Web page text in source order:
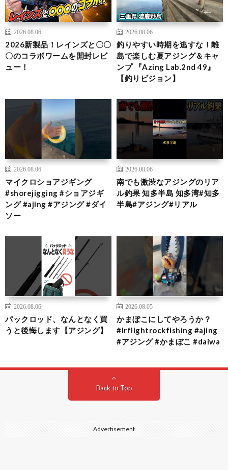
2026.08.06
2026新製品！レインズと〇〇
〇のコラボワームを開封レビ
ュー！
2026.08.06
釣りやすい時期を逃すな！離
島で楽しむ夏アジング＆キャ
ンプ 『Azing Lab.2nd 49』
【釣りビジョン】
2026.08.06
マイクロショアジギング
#shorejigging #ショアジギ
ング #ajing #アジング #ダイ
ソー
2026.08.06
南でも激渋なアジングのリア
ル釣果 知多半島 知多湾#知多
半島#アジング#リアル
2026.08.06
パックロッド、なんとなく買
うと後悔します【アジング】
2026.08.05
かまぼこにしてやろうか？
#lrflightrockfishing #ajing
#アジング #かまぼこ #daiwa
Back to Top
Advertisement